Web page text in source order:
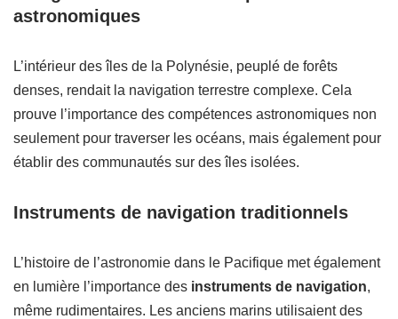
astronomiques
L’intérieur des îles de la Polynésie, peuplé de forêts
denses, rendait la navigation terrestre complexe. Cela
prouve l’importance des compétences astronomiques non
seulement pour traverser les océans, mais également pour
établir des communautés sur des îles isolées.
Instruments de navigation traditionnels
L’histoire de l’astronomie dans le Pacifique met également
en lumière l’importance des instruments de navigation,
même rudimentaires. Les anciens marins utilisaient des